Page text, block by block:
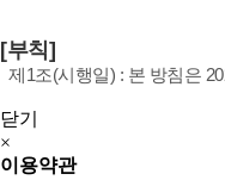
[부칙]
제1조(시행일) : 본 방침은
닫기
×
이용약관